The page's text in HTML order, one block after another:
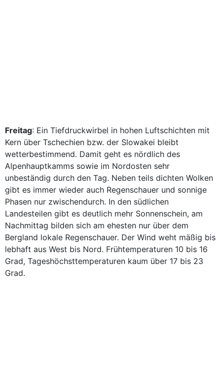
Freitag: Ein Tiefdruckwirbel in hohen Luftschichten mit
Kern über Tschechien bzw. der Slowakei bleibt
wetterbestimmend. Damit geht es nördlich des
Alpenhauptkamms sowie im Nordosten sehr
unbeständig durch den Tag. Neben teils dichten Wolken
gibt es immer wieder auch Regenschauer und sonnige
Phasen nur zwischendurch. In den südlichen
Landesteilen gibt es deutlich mehr Sonnenschein, am
Nachmittag bilden sich am ehesten nur über dem
Bergland lokale Regenschauer. Der Wind weht mäßig bis
lebhaft aus West bis Nord. Frühtemperaturen 10 bis 16
Grad, Tageshöchsttemperaturen kaum über 17 bis 23
Grad.